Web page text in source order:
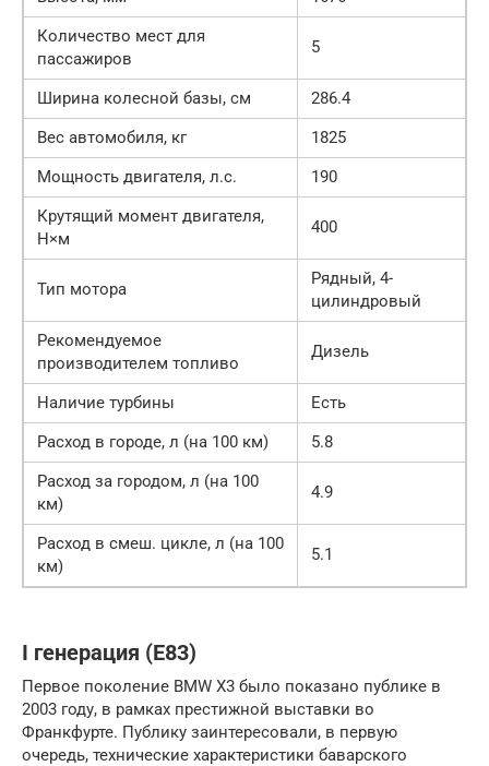
Количество мест для
пассажиров
5
Ширина колесной базы, см
286.4
Вес автомобиля, кг
1825
Мощность двигателя, л.с.
190
Крутящий момент двигателя,
Н×м
400
Тип мотора
Рядный, 4-
цилиндровый
Рекомендуемое
производителем топливо
Дизель
Наличие турбины
Есть
Расход в городе, л (на 100 км)
5.8
Расход за городом, л (на 100
км)
4.9
Расход в смеш. цикле, л (на 100
км)
5.1
I генерация (Е83)
Первое поколение BMW X3 было показано публике в
2003 году, в рамках престижной выставки во
Франкфурте. Публику заинтересовали, в первую
очередь, технические характеристики баварского